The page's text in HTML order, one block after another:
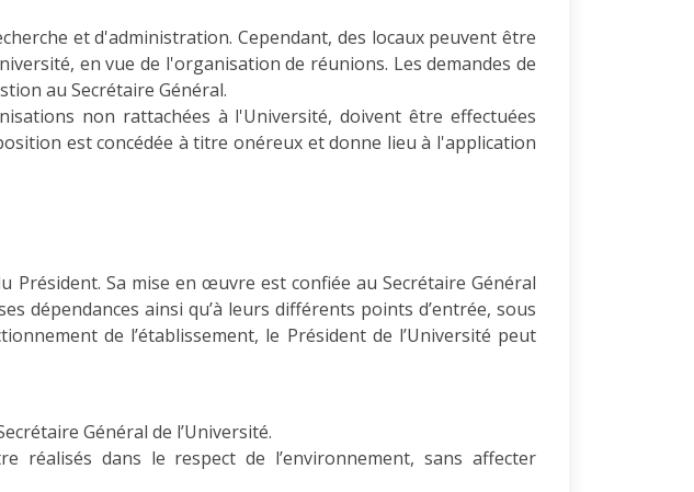
et d'administration. Cependant, des locaux peuvent être
en vue de l'organisation de réunions. Les demandes de
au Secrétaire Général.
non rattachées à l'Université, doivent être effectuées
est concédée à titre onéreux et donne lieu à l'application
Président. Sa mise en œuvre est confiée au Secrétaire Général
dépendances ainsi qu’à leurs différents points d’entrée, sous
de l’établissement, le Président de l’Université peut
Général de l’Université.
réalisés dans le respect de l’environnement, sans affecter